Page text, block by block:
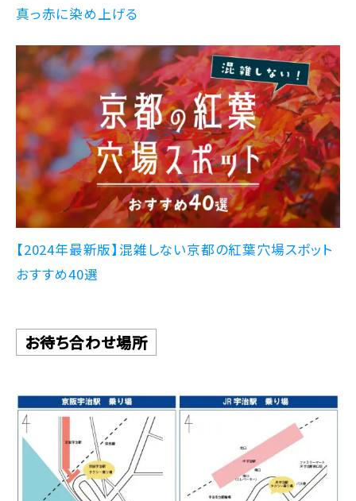
真っ赤に染め上げる
【2024年最新版】混雑しない京都の紅葉穴場スポット
おすすめ40選
お待ち合わせ場所